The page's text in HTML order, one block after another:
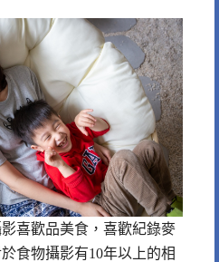
喜歡品美食，喜歡紀錄麥
食物攝影有10年以上的相